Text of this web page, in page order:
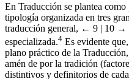
En Traducción se plantea
tipología organizada en tres
traducción general, ← 9 | 10 →
especializada.4 Es evidente
plano práctico de la
amén de por la tradición
distintivos y definitorios de